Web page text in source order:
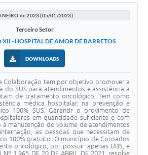
de 2023 (05/01/2023)
Terceiro Setor
- HOSPITAL DE AMOR DE BARRETOS
DOWNLOADS
Colaboração tem por objetivo promover a
do SUS para atendimentos e assistência a
de tratamento oncológico. Tem como
médica hospitalar, na prevenção e
100% SUS. Garantir o provimento de
em quantidade suficiente e com
à manutenção do volume de atendimentos
as pessoas que necessitam de
100% gratuito. O município de Coroados
oncológico, por possuir apenas UBS, e
1.965 DE 20 DE ABRIL DE 2021, resolve